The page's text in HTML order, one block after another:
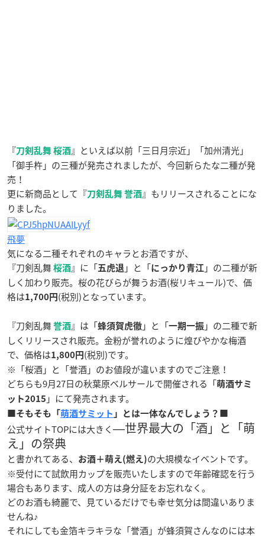
『刀剣乱舞 桜酒』といえば以前「三日月宗近」「加州清光」
「御手杵」の三種が発売されましたが、今回新らたな二種が発
売！
更に新商品として『刀剣乱舞 誉酒』もリリースされることにな
りました。
飛夢
気になる二種それぞれのキャラとお酒ですが、
『刀剣乱舞 桜酒』に「五虎退 」と「にっかり青江 」の二種が新
しく加わり販売。桜の花びらが舞うお酒(桜リキュール)で、価
格は1,700円 (税別)となっています。
『刀剣乱舞 誉酒』は「蜂須賀虎徹 」と「一期一振 」の二種で新
しくリリースされ販売。金粉が誉れのように煌びやかな梅酒
で、価格は1,800円 (税別)です。
※「桜酒」と「誉酒」のお値段が違いますのでご注意！
どちらも9月27日の秋葉原ベルサールで開催される「萌酒サミ
ット2015 」にて発売されます。
■そもそも「萌酒サミット 」とは一体なんでしょう？■
公式サイトTOPには大きく―世界最大の「酒」と「萌
え」の祭典
と書かれてある、 お酒＋萌え(燃え)の大規模なイベントです。
※受付にて試飲用カップを販売いたしますので年齢確認を行う
場合もあります、成人の方は身分証をお忘れなく。
どのお酒も綺麗で、見ているだけでも幸せ気分は間違いありま
せんね♪
それにしても金箔キラキラな「誉酒」が蜂須賀さんなのには本